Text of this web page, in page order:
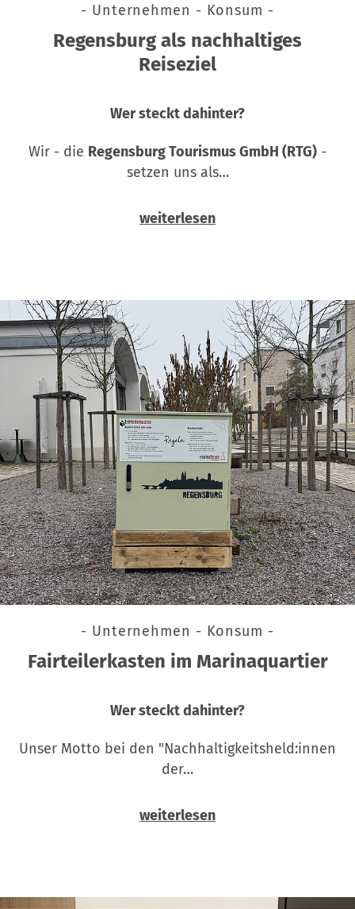
- Unternehmen - Konsum -
Regensburg als nachhaltiges
Reiseziel
Wer steckt dahinter?
Wir - die Regensburg Tourismus GmbH (RTG) -
setzen uns als…
weiterlesen
- Unternehmen - Konsum -
Fairteilerkasten im Marinaquartier
Wer steckt dahinter?
Unser Motto bei den "Nachhaltigkeitsheld:innen
der…
weiterlesen